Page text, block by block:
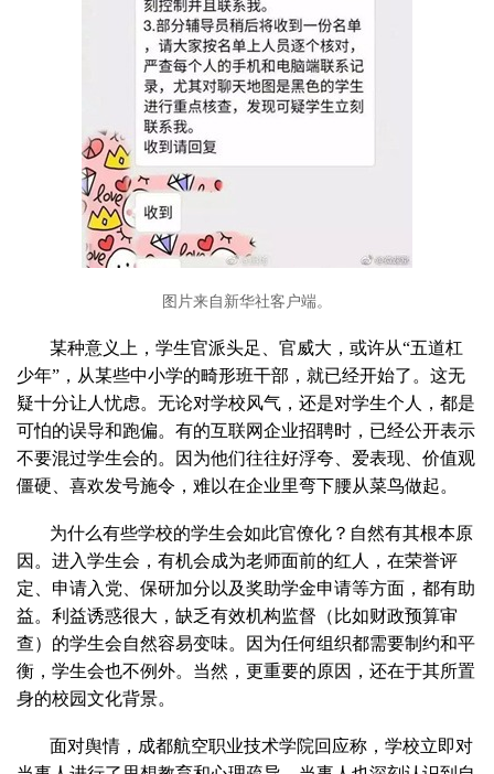
图片来自新华社客户端。
某种意义上，学生官派头足、官威大，或许从“五道杠
少年”，从某些中小学的畸形班干部，就已经开始了。这无
疑十分让人忧虑。无论对学校风气，还是对学生个人，都是
可怕的误导和跑偏。有的互联网企业招聘时，已经公开表示
不要混过学生会的。因为他们往往好浮夸、爱表现、价值观
僵硬、喜欢发号施令，难以在企业里弯下腰从菜鸟做起。
为什么有些学校的学生会如此官僚化？自然有其根本原
因。进入学生会，有机会成为老师面前的红人，在荣誉评
定、申请入党、保研加分以及奖助学金申请等方面，都有助
益。利益诱惑很大，缺乏有效机构监督（比如财政预算审
查）的学生会自然容易变味。因为任何组织都需要制约和平
衡，学生会也不例外。当然，更重要的原因，还在于其所置
身的校园文化背景。
面对舆情，成都航空职业技术学院回应称，学校立即对